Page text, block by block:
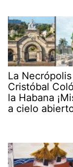
La Necrópolis
Cristóbal
la Habana
a cielo